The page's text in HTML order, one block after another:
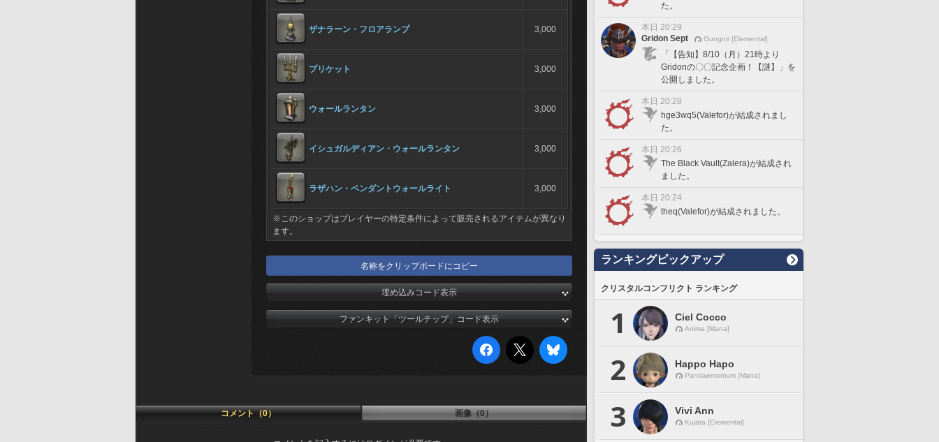
ザナラーン・フロアランプ 3,000
プリケット 3,000
ウォールランタン 3,000
イシュガルディアン・ウォールランタン 3,000
ラザハン・ペンダントウォールライト 3,000
※このショップはプレイヤーの特定条件によって販売されるアイテムが異なり
ます。
名称をクリップボードにコピー
埋め込みコード表示
ファンキット「ツールチップ」コード表示
コメント（0） 画像（0）
た。
本日 20:29
Gridon Sept
Gungnir [Elemental]
「【告知】8/10（月）21時より
Gridonの〇〇記念企画！【謎】」を
公開しました。
本日 20:28
hge3wq5(Valefor)が結成されまし
た。
本日 20:26
The Black Vault(Zalera)が結成され
ました。
本日 20:24
theq(Valefor)が結成されました。
ランキングピックアップ
クリスタルコンフリクト ランキング
1 Ciel Cocco
Anima [Mana]
2 Happo Hapo
Pandaemonium [Mana]
3 Vivi Ann
Kujata [Elemental]